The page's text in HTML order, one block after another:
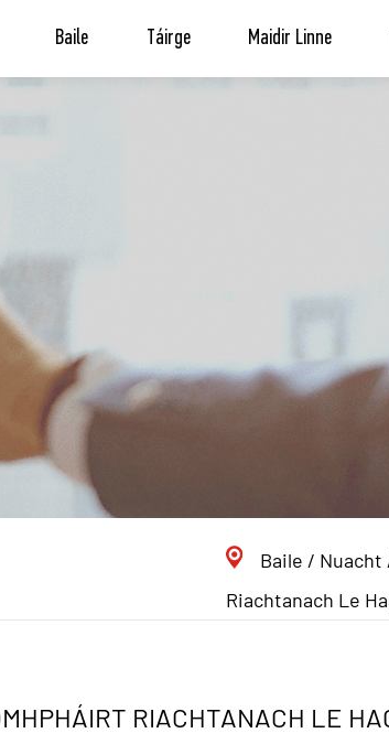
Baile Táirge Maidir Linne
Baile / Nuacht
Riachtanach Le
RIACHTANACH LE